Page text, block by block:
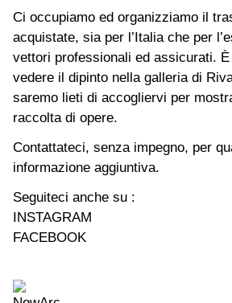
Ci occupiamo ed organizziamo il
acquistate, sia per l’Italia che per
vettori professionali ed assicurati.
vedere il dipinto nella galleria di
saremo lieti di accogliervi per
raccolta di opere.
Contattateci, senza impegno, per
informazione aggiuntiva.
Seguiteci anche su :
INSTAGRAM
FACEBOOK